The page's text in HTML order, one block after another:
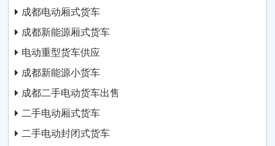
成都电动厢式货车
成都新能源厢式货车
电动重型货车供应
成都新能源小货车
成都二手电动货车出售
二手电动厢式货车
二手电动封闭式货车